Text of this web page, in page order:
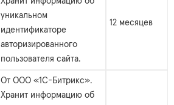
уникальном
идентификаторе
авторизированного
пользователя сайта.
12 месяцев
От ООО «1С-Битрикс».
Хранит информацию об